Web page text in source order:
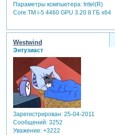
Параметры компьютера:Intel(R)
Core TM i-5 4460 GPU 3.20 8 ГБ х64
Westwind
Энтузиаст
Зарегистрирован: 25-04-2011
Сообщений:3252
Уважение: +3222